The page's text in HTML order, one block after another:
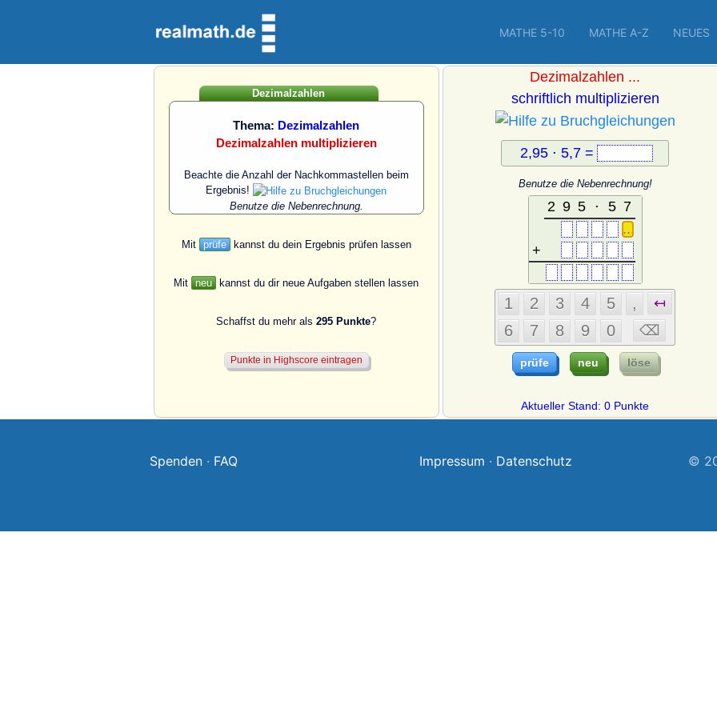
MATHE 5-10 MATHE A-Z NEUES
Dezimalzahlen
Thema: Dezimalzahlen
Dezimalzahlen multiplizieren
Beachte die Anzahl der Nachkommastellen beim
Ergebnis!
Benutze die Nebenrechnung.
Mit prüfe kannst du dein Ergebnis prüfen lassen
Mit neu kannst du dir neue Aufgaben stellen lassen
Schaffst du mehr als295 Punkte?
Dezimalzahlen ...
schriftlich multiplizieren
2,95 ⋅ 5,7 =
Benutze die Nebenrechnung!
Aktueller Stand: 0 Punkte
Spenden · FAQ Impressum · Datenschutz ©